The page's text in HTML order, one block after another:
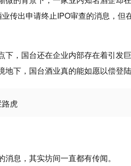
传出申请终止IPO审查的消息，但
下，国台还在企业内部存在着引发
地下，国台酒业真的能如愿以偿登
虎
息，其实坊间一直都有传闻。